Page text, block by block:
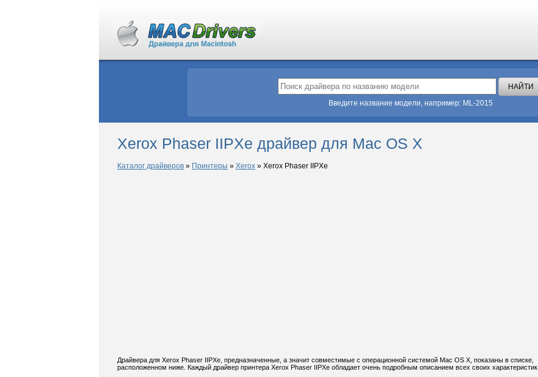
Введите название модели, например: ML-2015
Xerox Phaser IIPXe драйвер для Mac OS X
Каталог драйверов » Принтеры » Xerox » Xerox Phaser IIPXe
Драйвера для Xerox Phaser IIPXe, предназначенные, а значит совместимые с операционной системой Mac OS X, показаны в списке,
расположенном ниже. Каждый драйвер принтера Xerox Phaser IIPXe обладает очень подробным описанием всех своих характеристик.